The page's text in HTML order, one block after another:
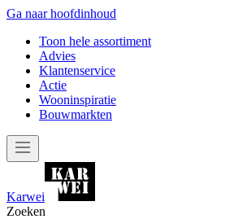
Ga naar hoofdinhoud
Toon hele assortiment
Advies
Klantenservice
Actie
Wooninspiratie
Bouwmarkten
Karwei
Zoeken